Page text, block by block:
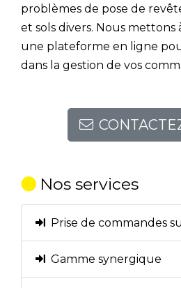
problèmes de pose de
et sols divers. Nous mettons
une plateforme en ligne
dans la gestion de vos
Nos services
Prise de commandes
Gamme synergique